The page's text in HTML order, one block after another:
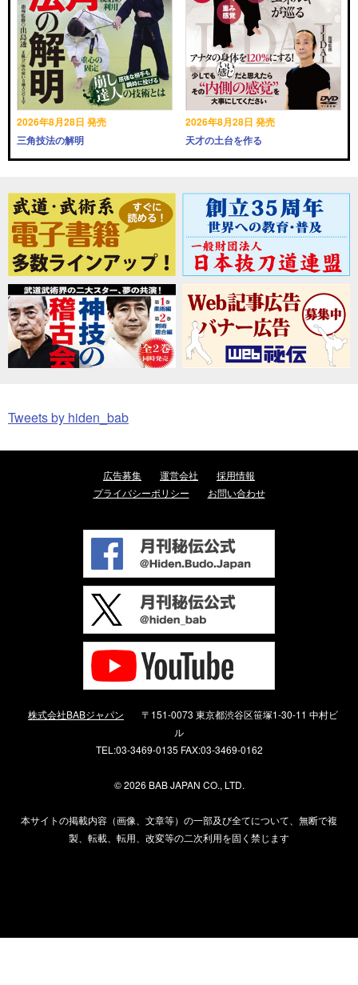
2026年8月28日 発売
三角技法の解明
2026年8月28日 発売
天才の土台を作る
Tweets by hiden_bab
広告募集 運営会社
採用情報
プライバシーポリシー
お問い合わせ
株式会社BABジャパン
〒151-0073 東京都渋谷区笹塚1-30-11 中村ビ
ル
TEL:03-3469-0135 FAX:03-3469-0162
©2026 BAB JAPAN CO., LTD.
本サイトの掲載内容（画像、文章等）の一部及び全てについて、無断で複
製、転載、転用、改変等の二次利用を固く禁じます